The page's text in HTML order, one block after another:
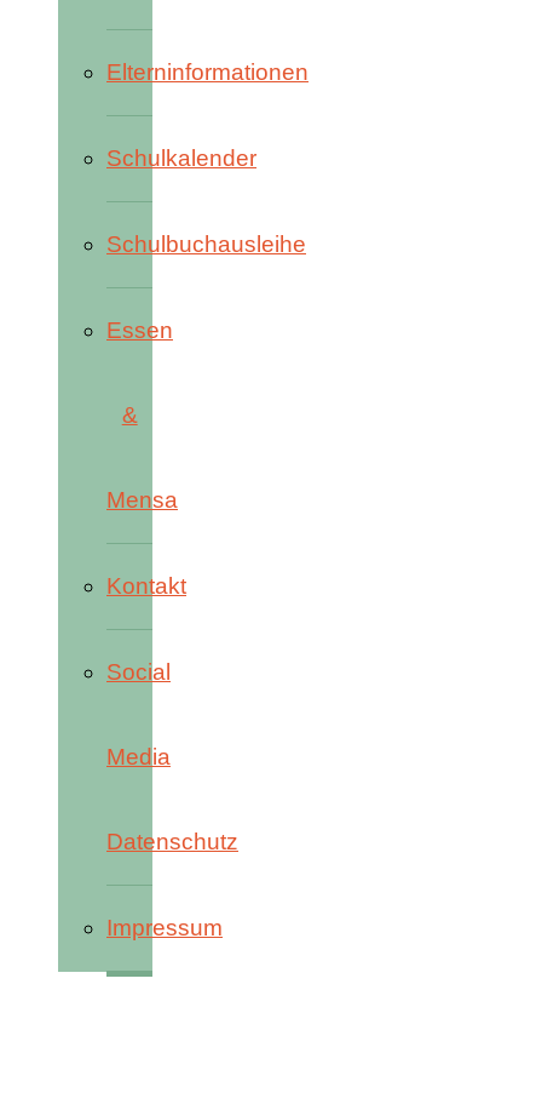
Elterninformationen
Schulkalender
Schulbuchausleihe
Essen
&
Mensa
Kontakt
Social
Media
Datenschutz
Impressum